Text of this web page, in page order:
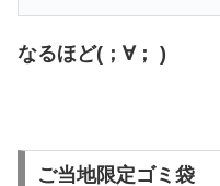
なるほど(；∀； )
ご当地限定ゴミ袋